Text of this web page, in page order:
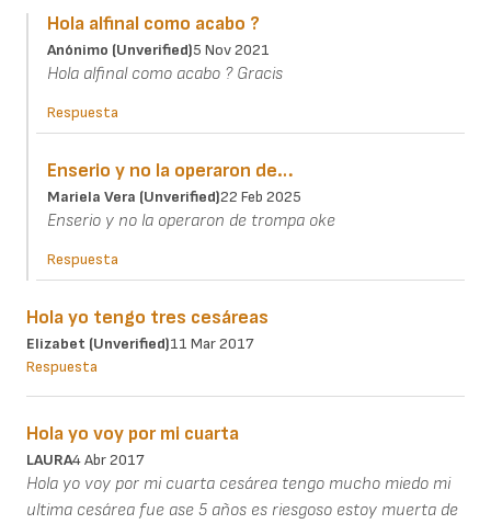
Hola alfinal como acabo ?
Anónimo (unverified)5 Nov 2021
Hola alfinal como acabo ? Gracis
Respuesta
Enserio y no la operaron de…
Mariela Vera (unverified)22 Feb 2025
Enserio y no la operaron de trompa oke
Respuesta
Hola yo tengo tres cesáreas
Elizabet (unverified)11 Mar 2017
Respuesta
Hola yo voy por mi cuarta
LAURA4 Abr 2017
Hola yo voy por mi cuarta cesárea tengo mucho miedo mi
ultima cesárea fue ase 5 años es riesgoso estoy muerta de